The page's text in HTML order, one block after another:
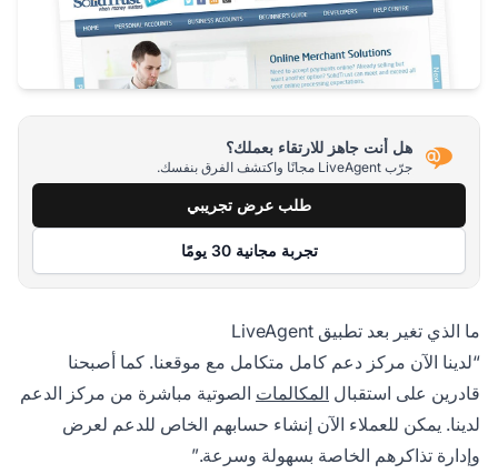
هل أنت جاهز للارتقاء بعملك؟
جرّب LiveAgent مجانًا واكتشف الفرق بنفسك.
طلب عرض تجريبي
تجربة مجانية 30 يومًا
ما الذي تغير بعد تطبيق LiveAgent
“لدينا الآن مركز دعم كامل متكامل مع موقعنا. كما أصبحنا
قادرين على استقبال المكالمات الصوتية مباشرة من مركز الدعم
لدينا. يمكن للعملاء الآن إنشاء حسابهم الخاص للدعم لعرض
وإدارة تذاكرهم الخاصة بسهولة وسرعة.”